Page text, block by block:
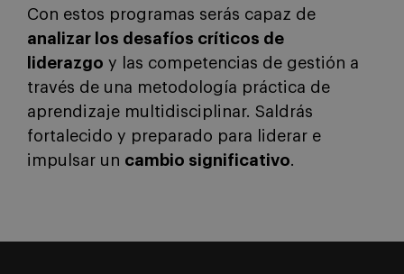
Con estos programas serás capaz de
analizar los desafíos críticos de
liderazgo y las competencias de gestión a
través de una metodología práctica de
aprendizaje multidisciplinar. Saldrás
fortalecido y preparado para liderar e
impulsar un cambio significativo.